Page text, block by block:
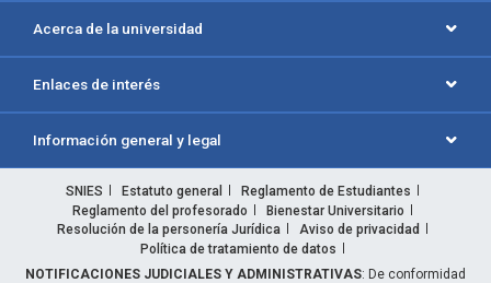
Acerca de la universidad
Enlaces de interés
Información general y legal
SNIES Estatuto general
Reglamento de Estudiantes
Reglamento del profesorado
Bienestar Universitario
Resolución de la personería Jurídica
Aviso de privacidad
Política de tratamiento de datos
NOTIFICACIONES JUDICIALES Y ADMINISTRATIVAS: De conformidad